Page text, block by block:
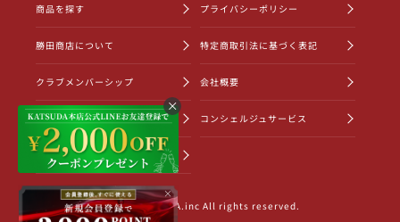
×
商品を探す
勝田商店について
クラブメンバーシップ
ショッピングガイド
お知らせ一覧
プライバシーポリシー
特定商取引法に基づく表記
会社概要
コンシェルジュサービス
©2022 KATSUDA.inc All rights reserved.